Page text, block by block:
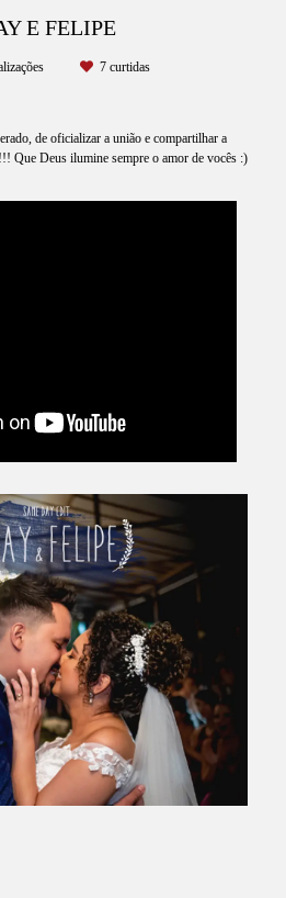
E FELIPE
7 curtidas
de oficializar a união e compartilhar a
Que Deus ilumine sempre o amor de vocês :)